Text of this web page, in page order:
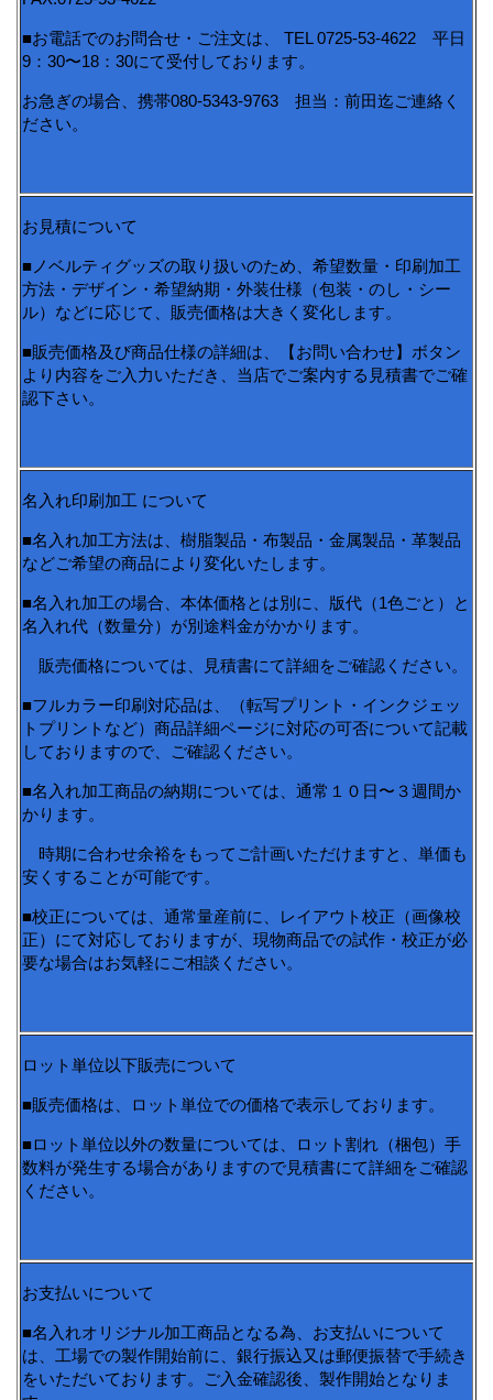
■お電話でのお問合せ・ご注文は、 TEL 0725-53-4622 平日
9：30〜18：30にて受付しております。
お急ぎの場合、携帯080-5343-9763 担当：前田迄ご連絡く
ださい。
お見積について
■ノベルティグッズの取り扱いのため、希望数量・印刷加工
方法・デザイン・希望納期・外装仕様（包装・のし・シー
ル）などに応じて、販売価格は大きく変化します。
■販売価格及び商品仕様の詳細は、【お問い合わせ】ボタン
より内容をご入力いただき、当店でご案内する見積書でご確
認下さい。
名入れ印刷加工 について
■名入れ加工方法は、樹脂製品・布製品・金属製品・革製品
などご希望の商品により変化いたします。
■名入れ加工の場合、本体価格とは別に、版代（1色ごと）と
名入れ代（数量分）が別途料金がかかります。
販売価格については、見積書にて詳細をご確認ください。
■フルカラー印刷対応品は、（転写プリント・インクジェッ
トプリントなど）商品詳細ページに対応の可否について記載
しておりますので、ご確認ください。
■名入れ加工商品の納期については、通常１０日〜３週間か
かります。
時期に合わせ余裕をもってご計画いただけますと、単価も
安くすることが可能です。
■校正については、通常量産前に、レイアウト校正（画像校
正）にて対応しておりますが、現物商品での試作・校正が必
要な場合はお気軽にご相談ください。
ロット単位以下販売について
■販売価格は、ロット単位での価格で表示しております。
■ロット単位以外の数量については、ロット割れ（梱包）手
数料が発生する場合がありますので見積書にて詳細をご確認
ください。
お支払いについて
■名入れオリジナル加工商品となる為、お支払いについて
は、工場での製作開始前に、銀行振込又は郵便振替で手続き
をいただいております。ご入金確認後、製作開始となりま